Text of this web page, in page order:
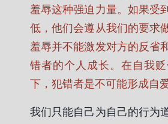
羞辱这种强迫力量。如果受
低，他们会遵从我们的要求
羞辱并不能激发对方的反省
错者的个人成长。在自我
下，犯错者是不可能形成自
我们只能自己为自己的行为